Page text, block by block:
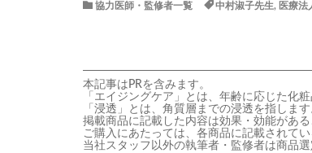
協力医師・監修者一覧 中村淑子先生, 医療法
本記事はPRを含みます。
「エイジングケア」とは、年齢に応じた化
「浸透」とは、角質層までの浸透を指します
掲載商品に記載した内容は効果・効能があ
ご購入にあたっては、各商品に記載されて
当社スタッフ以外の執筆者・監修者は商品選